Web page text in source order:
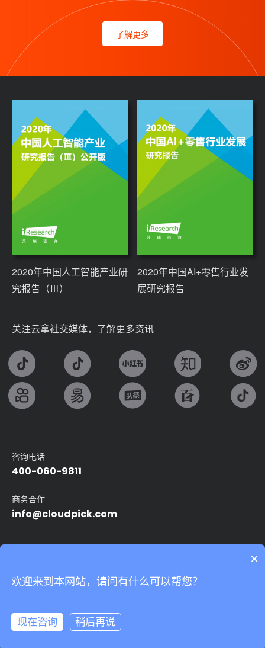
我们非常重视您的个人隐私，当您访问我们的网站时，请同意使用
了解更多
2020年中国人工智能产业研
究报告（Ⅲ）
2020年中国AI+零售行业发
展研究报告
关注云拿社交媒体，了解更多资讯
咨询电话
400-060-9811
商务合作
info@cloudpick.com
24小时无人便利店 无人领用仓
17039527号-5
Powered by Yongsy
隐私条款
法律声明 网站地图
×
欢迎来到本网站，请问有什么可以帮您？
现在咨询 稍后再说